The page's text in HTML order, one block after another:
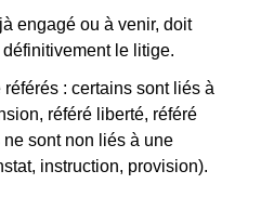
engagé ou à venir, doit
le litige.
référés : certains sont liés à
référé liberté, référé
sont non liés à une
instruction, provision).